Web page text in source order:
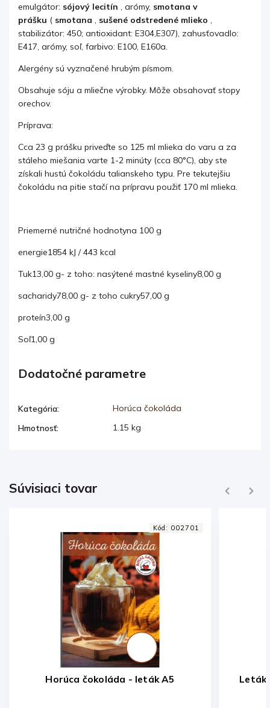
emulgátor: sójový lecitín , arómy, smotana v
prášku ( smotana , sušené odstredené mlieko ,
stabilizátor: 450; antioxidant: E304,E307), zahusťovadlo:
E417, arómy, soľ, farbivo: E100, E160a.
Alergény sú vyznačené hrubým písmom.
Obsahuje sóju a mliečne výrobky. Môže obsahovať stopy
orechov.
Príprava:
Cca 23 g prášku priveďte so 125 ml mlieka do varu a za
stáleho miešania varte 1-2 minúty (cca 80°C), aby ste
získali hustú čokoládu talianskeho typu. Pre tekutejšiu
čokoládu na pitie stačí na prípravu použiť 170 ml mlieka.
Priemerné nutričné ​​hodnotyna 100 g
energie1854 kJ / 443 kcal
Tuk13,00 g- z toho: nasýtené mastné kyseliny8,00 g
sacharidy78,00 g- z toho cukry57,00 g
proteín3,00 g
Soľ1,00 g
Dodatočné parametre
Kategória:
Horúca čokoláda
Hmotnosť: 1.15 kg
Súvisiaci tovar Previous
Horúca čokoláda - leták A5
Kód: 002701
Leták
Next